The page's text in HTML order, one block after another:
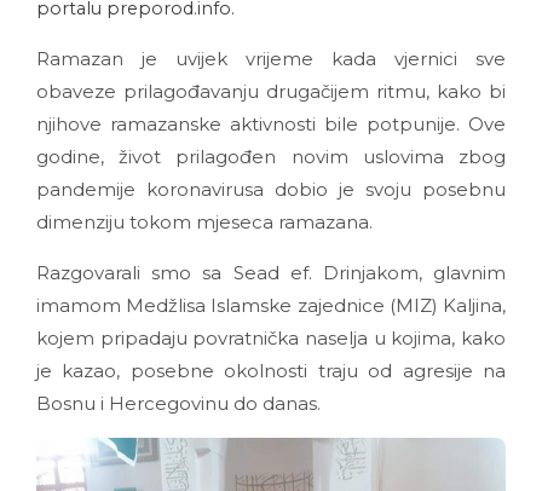
portalu preporod.info.
Ramazan je uvijek vrijeme kada vjernici sve
obaveze prilagođavanju drugačijem ritmu, kako bi
njihove ramazanske aktivnosti bile potpunije. Ove
godine, život prilagođen novim uslovima zbog
pandemije koronavirusa dobio je svoju posebnu
dimenziju tokom mjeseca ramazana.
Razgovarali smo sa Sead ef. Drinjakom, glavnim
imamom Medžlisa Islamske zajednice (MIZ) Kaljina,
kojem pripadaju povratnička naselja u kojima, kako
je kazao, posebne okolnosti traju od agresije na
Bosnu i Hercegovinu do danas.